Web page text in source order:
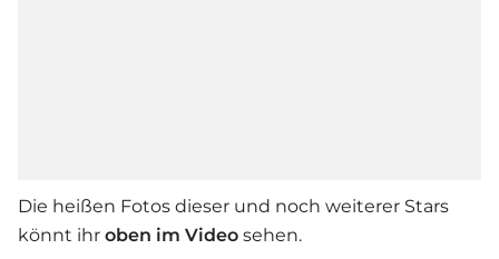
Die heißen Fotos dieser und noch weiterer Stars
könnt ihr oben im Video sehen.